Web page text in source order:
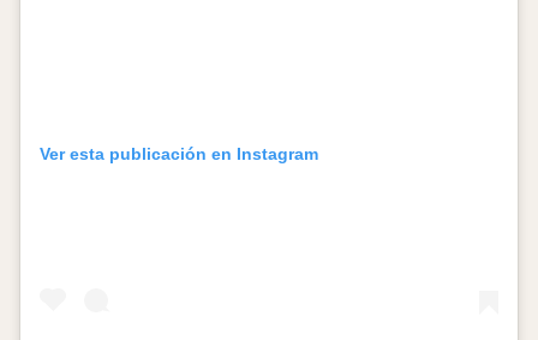
Ver esta publicación en Instagram